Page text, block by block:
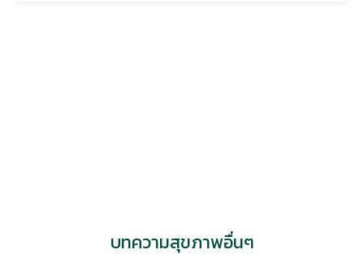
บทความสุขภาพอื่นๆ